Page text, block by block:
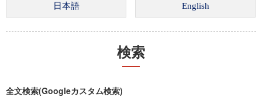
検索
全文検索(Googleカスタム検索)